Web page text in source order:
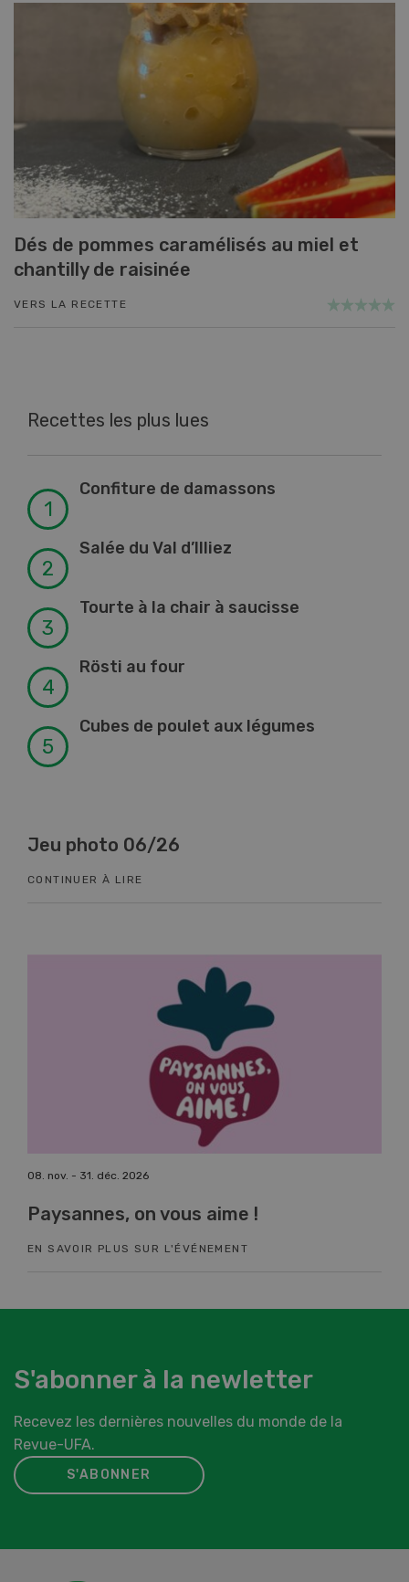
Dés de pommes caramélisés au miel et
chantilly de raisinée
VERS LA RECETTE
Recettes les plus lues
Confiture de damassons
Salée du Val d’Illiez
Tourte à la chair à saucisse
Rösti au four
Cubes de poulet aux légumes
Jeu photo 06/26
CONTINUER À LIRE
08. nov. - 31. déc. 2026
Paysannes, on vous aime !
EN SAVOIR PLUS SUR L'ÉVÉNEMENT
S'abonner à la newletter
Recevez les dernières nouvelles du monde de la
Revue-UFA.
S'ABONNER